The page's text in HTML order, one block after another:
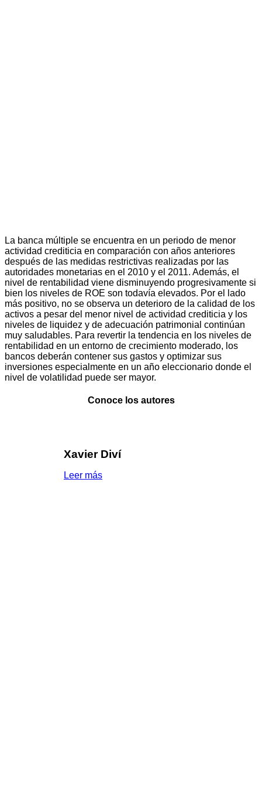
La banca múltiple se encuentra en un periodo de menor
actividad crediticia en comparación con años anteriores
después de las medidas restrictivas realizadas por las
autoridades monetarias en el 2010 y el 2011. Además, el
nivel de rentabilidad viene disminuyendo progresivamente si
bien los niveles de ROE son todavía elevados. Por el lado
más positivo, no se observa un deterioro de la calidad de los
activos a pesar del menor nivel de actividad crediticia y los
niveles de liquidez y de adecuación patrimonial continúan
muy saludables. Para revertir la tendencia en los niveles de
rentabilidad en un entorno de crecimiento moderado, los
bancos deberán contener sus gastos y optimizar sus
inversiones especialmente en un año eleccionario donde el
nivel de volatilidad puede ser mayor.
Conoce los autores
Xavier Diví
Leer más